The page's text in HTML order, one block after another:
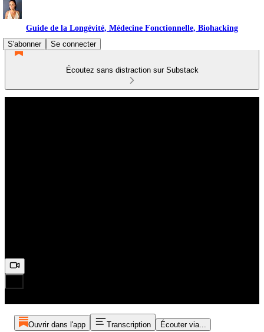
Guide de la Longévité, Médecine Fonctionnelle, Biohacking
S'abonner
Se connecter
Écoutez sans distraction sur Substack
Ouvrir dans l'app Transcription Écouter via...